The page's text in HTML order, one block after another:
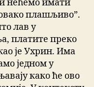
нећемо имати
плашљиво”.
лав у
платите преко
је Ухрин. Има
једном у
како ће ово